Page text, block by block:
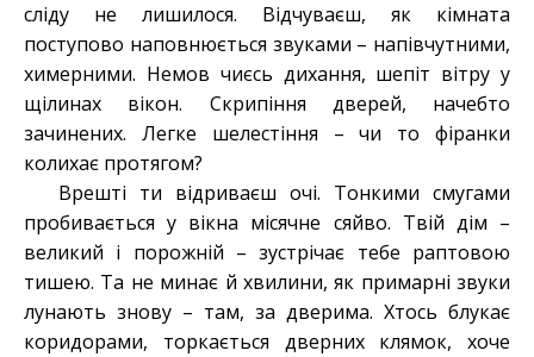
сліду не лишилося. Відчуваєш, як кімната
поступово наповнюється звуками – напівчутними,
химерними. Немов чиєсь дихання, шепіт вітру у
щілинах вікон. Скрипіння дверей, начебто
зачинених. Легке шелестіння – чи то фіранки
колихає протягом?
Врешті ти відриваєш очі. Тонкими смугами
пробивається у вікна місячне сяйво. Твій дім –
великий і порожній – зустрічає тебе раптовою
тишею. Та не минає й хвилини, як примарні звуки
лунають знову – там, за дверима. Хтось блукає
коридорами, торкається дверних клямок, хоче